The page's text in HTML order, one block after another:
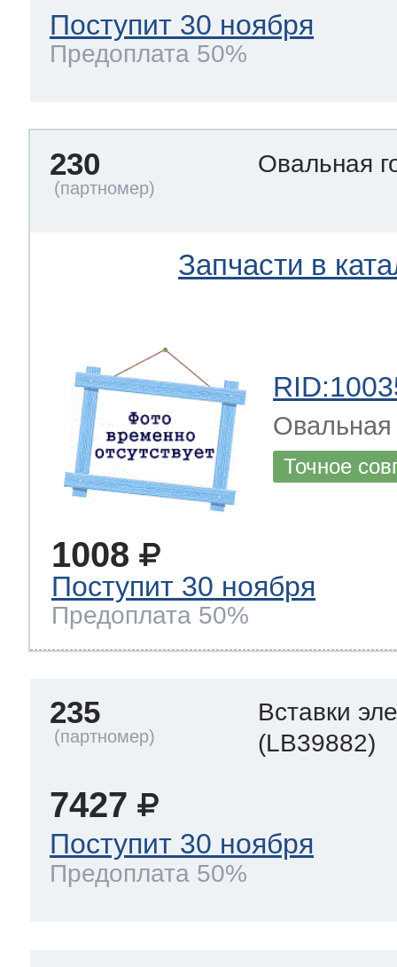
Поступит 30 ноября
Предоплата 50%
230 Овальная
Запчасти в
Овальная
Точное
1008
Поступит 30 ноября
Предоплата 50%
235
Вставки
(LB39882)
7427
Поступит 30 ноября
Предоплата 50%